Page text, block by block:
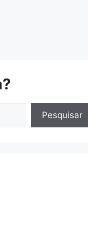
Pesquisar